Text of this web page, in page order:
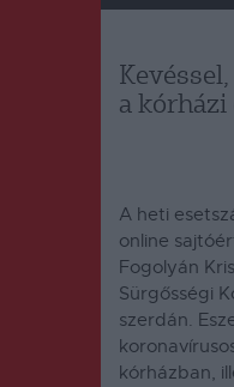
a kórházi
A heti
online
Fogolyán
Sürgősségi
szerdán.
kórházban,